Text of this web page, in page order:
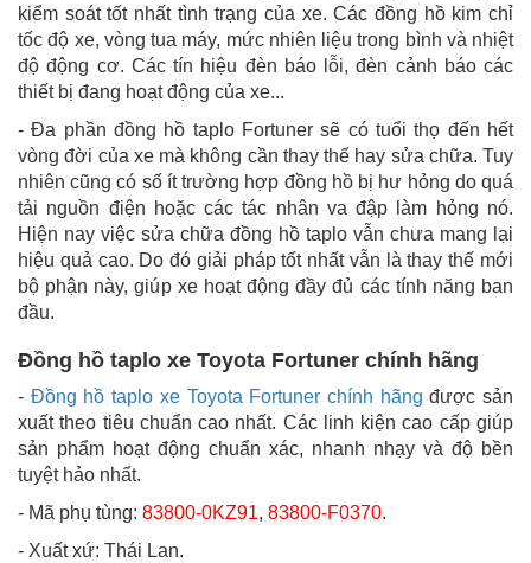
kiểm soát tốt nhất tình trạng của xe. Các đồng hồ kim chỉ
tốc độ xe, vòng tua máy, mức nhiên liệu trong bình và nhiệt
độ động cơ. Các tín hiệu đèn báo lỗi, đèn cảnh báo các
thiết bị đang hoạt động của xe...
- Đa phần đồng hồ taplo Fortuner sẽ có tuổi thọ đến hết
vòng đời của xe mà không cần thay thế hay sửa chữa. Tuy
nhiên cũng có số ít trường hợp đồng hồ bị hư hỏng do quá
tải nguồn điện hoặc các tác nhân va đập làm hỏng nó.
Hiện nay việc sửa chữa đồng hồ taplo vẫn chưa mang lại
hiệu quả cao. Do đó giải pháp tốt nhất vẫn là thay thế mới
bộ phận này, giúp xe hoạt động đầy đủ các tính năng ban
đầu.
Đồng hồ taplo xe Toyota Fortuner chính hãng
- Đồng hồ taplo xe Toyota Fortuner chính hãng được sản
xuất theo tiêu chuẩn cao nhất. Các linh kiện cao cấp giúp
sản phẩm hoạt động chuẩn xác, nhanh nhạy và độ bền
tuyệt hảo nhất.
- Mã phụ tùng: 83800-0KZ91, 83800-F0370.
- Xuất xứ: Thái Lan.